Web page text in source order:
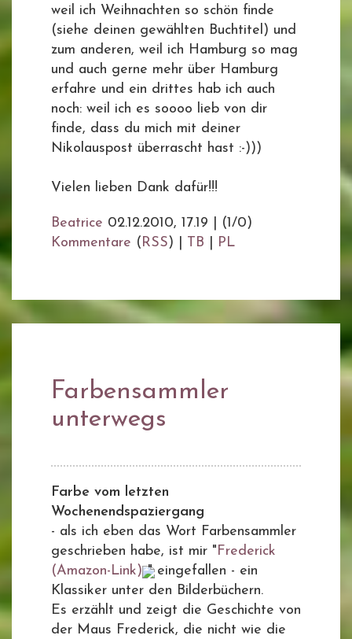
weil ich Weihnachten so schön finde
(siehe deinen gewählten Buchtitel) und
zum anderen, weil ich Hamburg so mag
und auch gerne mehr über Hamburg
erfahre und ein drittes hab ich auch
noch: weil ich es soooo lieb von dir
finde, dass du mich mit deiner
Nikolauspost überrascht hast :-)))
Vielen lieben Dank dafür!!!
Beatrice 02.12.2010, 17.19
(1/0)
Kommentare ( RSS) | TB PL
Farbensammler
unterwegs
Farbe vom letzten
Wochenendspaziergang
- als ich eben das Wort Farbensammler
geschrieben habe, ist mir "Frederick
(Amazon-Link)" eingefallen - ein
Klassiker unter den Bilderbüchern.
Es erzählt und zeigt die Geschichte von
der Maus Frederick, die nicht wie die